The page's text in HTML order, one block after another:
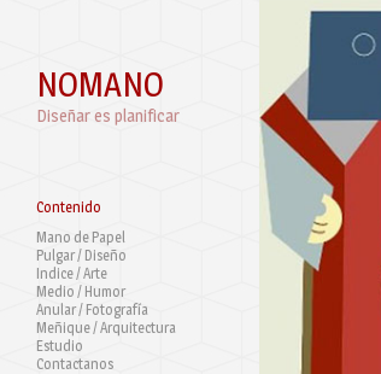
NOMANO
Diseñar es planificar
Contenido
Mano de Papel
Pulgar / Diseño
Indice / Arte
Medio / Humor
Anular / Fotografía
Meñique / Arquitectura
Estudio
Contactanos